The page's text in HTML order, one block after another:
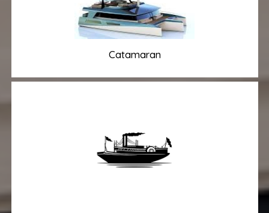
Catamaran